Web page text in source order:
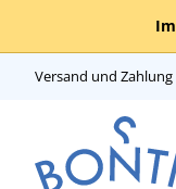
Versand und Zahlung